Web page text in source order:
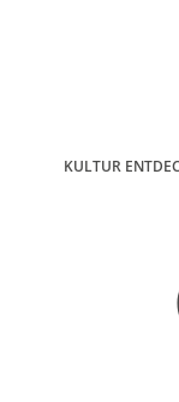
KULTUR